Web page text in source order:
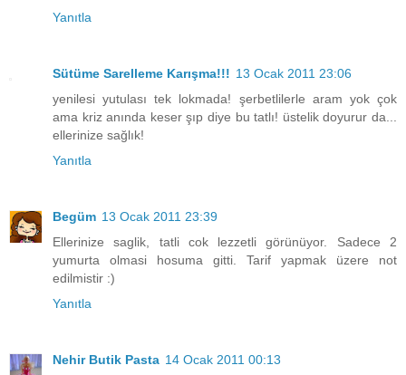
Yanıtla
Sütüme Sarelleme Karışma!!! 13 Ocak 2011 23:06
yenilesi yutulası tek lokmada! şerbetlilerle aram yok çok
ama kriz anında keser şıp diye bu tatlı! üstelik doyurur da...
ellerinize sağlık!
Yanıtla
Begüm 13 Ocak 2011 23:39
Ellerinize saglik, tatli cok lezzetli görünüyor. Sadece 2
yumurta olmasi hosuma gitti. Tarif yapmak üzere not
edilmistir :)
Yanıtla
Nehir Butik Pasta 14 Ocak 2011 00:13